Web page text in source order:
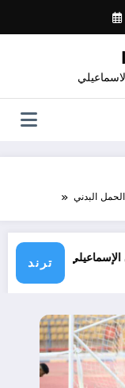
content
البدني
ترند
جدًا على الإسماعيلي..